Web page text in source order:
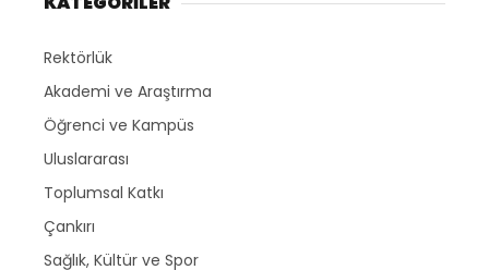
Rektörlük
Akademi ve Araştırma
Öğrenci ve Kampüs
Uluslararası
Toplumsal Katkı
Çankırı
Sağlık, Kültür ve Spor